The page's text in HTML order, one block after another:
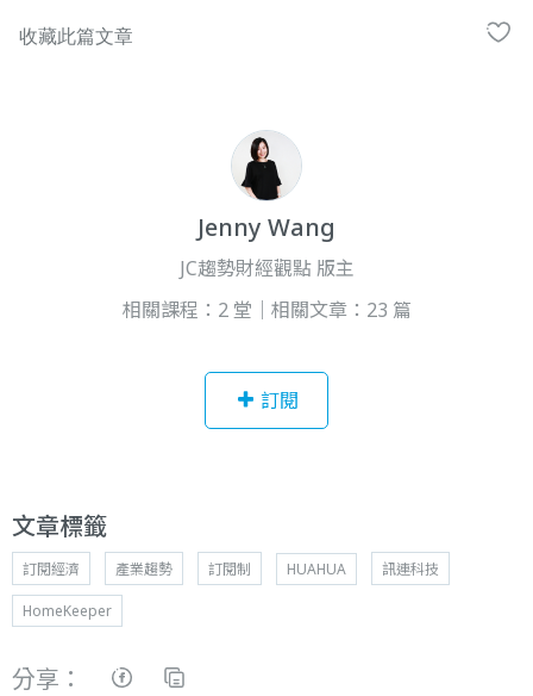
Jenny Wang
JC趨勢財經觀點 版主
相關課程：2 堂｜相關文章：23 篇
訂閱
文章標籤
訂閱經濟 產業趨勢 訂閱制 HUAHUA 訊連科技
HomeKeeper
分享：